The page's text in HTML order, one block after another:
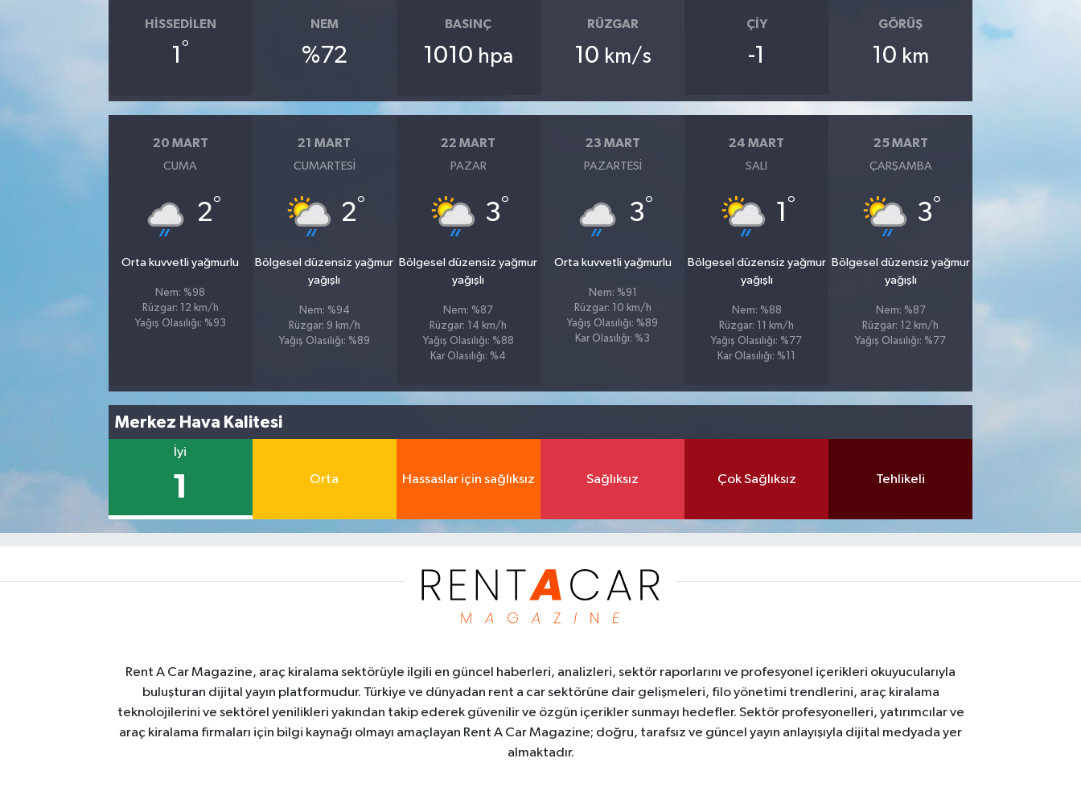
HISSEDILEN
1°
NEM
%72
BASINÇ
1010 hpa
RÜZGAR
10 km/s
ÇIY
-1
GÖRÜŞ
10 km
20 MART
CUMA
2°
Orta kuvvetli yağmurlu
Nem: %98
Rüzgar: 12 km/h
Yağış Olasılığı: %93
21 MART
CUMARTESI
2°
Bölgesel düzensiz yağmur
yağışlı
Nem: %94
Rüzgar: 9 km/h
Yağış Olasılığı: %89
22 MART
PAZAR
3°
Bölgesel düzensiz yağmur
yağışlı
Nem: %87
Rüzgar: 14 km/h
Yağış Olasılığı: %88
Kar Olasılığı: %4
23 MART
PAZARTESI
3°
Orta kuvvetli yağmurlu
Nem: %91
Rüzgar: 10 km/h
Yağış Olasılığı: %89
Kar Olasılığı: %3
24 MART
SALI
1 °
Bölgesel düzensiz yağmur
yağışlı
Nem: %88
Rüzgar: 11 km/h
Yağış Olasılığı: %77
Kar Olasılığı: %11
25 MART
ÇARŞAMBA
3°
Bölgesel düzensiz yağmur
yağışlı
Nem: %87
Rüzgar: 12 km/h
Yağış Olasılığı: %77
Merkez Hava Kalitesi
İyi
1 Orta Hassaslar için sağlıksız Sağlıksız Çok Sağlıksız Tehlikeli
Rent A Car Magazine, araç kiralama sektörüyle ilgili en güncel haberleri, analizleri, sektör raporlarını ve profesyonel içerikleri okuyucularıyla
buluşturan dijital yayın platformudur. Türkiye ve dünyadan rent a car sektörüne dair gelişmeleri, filo yönetimi trendlerini, araç kiralama
teknolojilerini ve sektörel yenilikleri yakından takip ederek güvenilir ve özgün içerikler sunmayı hedefler. Sektör profesyonelleri, yatırımcılar ve
araç kiralama firmaları için bilgi kaynağı olmayı amaçlayan Rent A Car Magazine; doğru, tarafsız ve güncel yayın anlayışıyla dijital medyada yer
almaktadır.